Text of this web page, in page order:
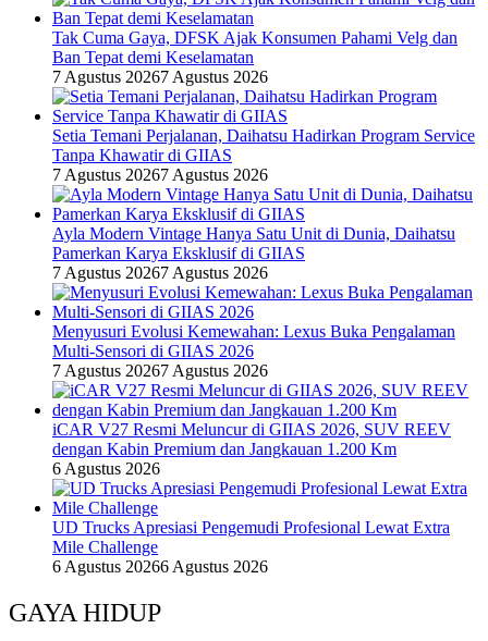
Tak Cuma Gaya, DFSK Ajak Konsumen Pahami Velg dan
Ban Tepat demi Keselamatan
7 Agustus 20267 Agustus 2026
Setia Temani Perjalanan, Daihatsu Hadirkan Program Service
Tanpa Khawatir di GIIAS
7 Agustus 20267 Agustus 2026
Ayla Modern Vintage Hanya Satu Unit di Dunia, Daihatsu
Pamerkan Karya Eksklusif di GIIAS
7 Agustus 20267 Agustus 2026
Menyusuri Evolusi Kemewahan: Lexus Buka Pengalaman
Multi-Sensori di GIIAS 2026
7 Agustus 20267 Agustus 2026
iCAR V27 Resmi Meluncur di GIIAS 2026, SUV REEV
dengan Kabin Premium dan Jangkauan 1.200 Km
6 Agustus 2026
UD Trucks Apresiasi Pengemudi Profesional Lewat Extra
Mile Challenge
6 Agustus 20266 Agustus 2026
GAYA HIDUP